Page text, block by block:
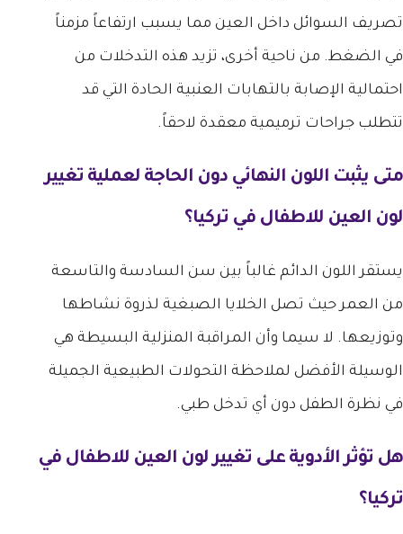
تصريف السوائل داخل العين مما يسبب ارتفاعاً مزمناً
في الضغط. من ناحية أخرى، تزيد هذه التدخلات من
احتمالية الإصابة بالتهابات العنبية الحادة التي قد
تتطلب جراحات ترميمية معقدة لاحقاً.
متى يثبت اللون النهائي دون الحاجة لعملية تغيير
لون العين للاطفال في تركيا؟
يستقر اللون الدائم غالباً بين سن السادسة والتاسعة
من العمر حيث تصل الخلايا الصبغية لذروة نشاطها
وتوزيعها. لا سيما وأن المراقبة المنزلية البسيطة هي
الوسيلة الأفضل لملاحظة التحولات الطبيعية الجميلة
في نظرة الطفل دون أي تدخل طبي.
هل تؤثر الأدوية على تغيير لون العين للاطفال في
تركيا؟